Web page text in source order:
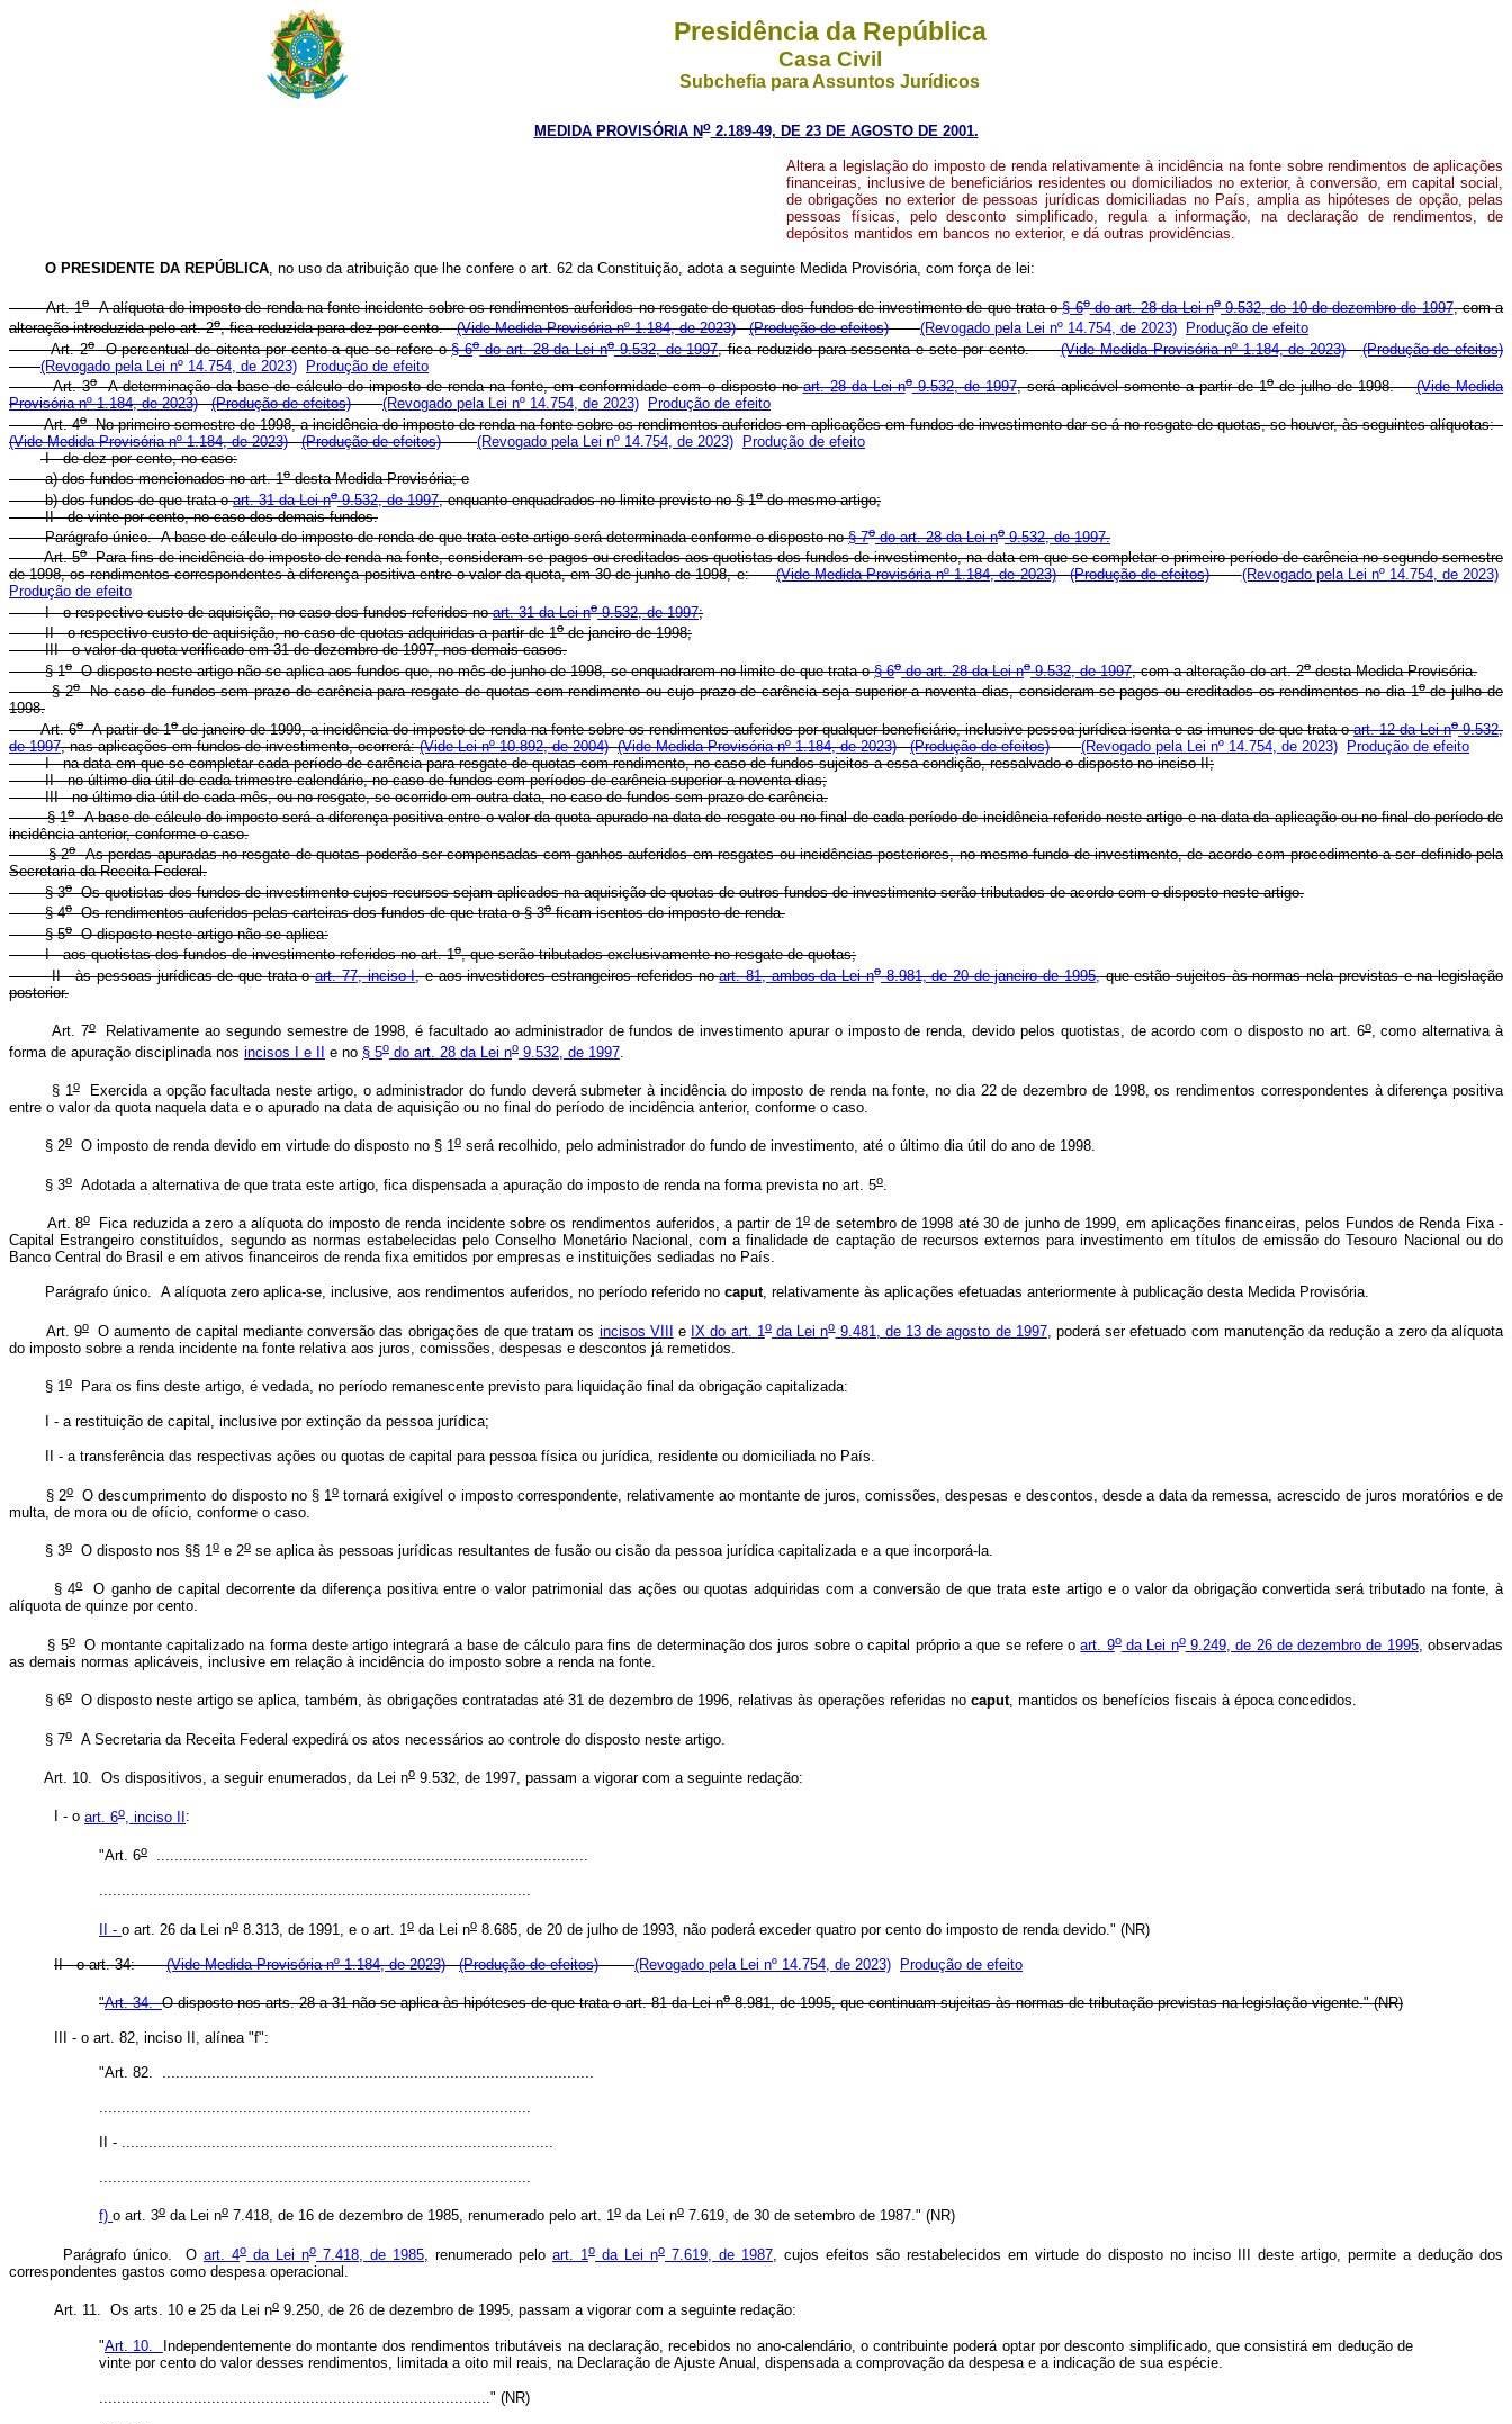
Presidência da República
Casa Civil
Subchefia para Assuntos Jurídicos
MEDIDA PROVISÓRIA No2.189-49, DE 23 DE AGOSTO DE 2001.
Altera a legislação do imposto de renda relativamente à incidência na fonte sobre rendimentos de aplicações
financeiras, inclusive de beneficiários residentes ou domiciliados no exterior, à conversão, em capital social,
de obrigações no exterior de pessoas jurídicas domiciliadas no País, amplia as hipóteses de opção, pelas
pessoas físicas, pelo desconto simplificado, regula a informação, na declaração de rendimentos, de
depósitos mantidos em bancos no exterior, e dá outras providências.
O PRESIDENTE DA REPÚBLICA, no uso da atribuição que lhe confere o art. 62 da Constituição, adota a seguinte Medida Provisória, com força de lei:
Art. 1oA alíquota do imposto de renda na fonte incidente sobre os rendimentos auferidos no resgate de quotas dos fundos de investimento de que trata o§ 6odo art. 28 da Lei no9.532, de 10 de dezembro de 1997, com a
alteração introduzida pelo art. 2o, fica reduzida para dez por cento.(Vide Medida Provisória nº 1.184, de 2023) (Produção de efeitos) (Revogado pela Lei nº 14.754, de 2023)
Produção de efeito
Art. 2oO percentual de oitenta por cento a que se refere o§ 6odo art. 28 da Lei no9.532, de 1997, fica reduzido para sessenta e sete por cento.(Vide Medida Provisória nº 1.184, de 2023)
(Produção de efeitos)
(Revogado pela Lei nº 14.754, de 2023)
Produção de efeito
Art. 3oA determinação da base de cálculo do imposto de renda na fonte, em conformidade com o disposto noart. 28 da Lei no9.532, de 1997, será aplicável somente a partir de 1ode julho de 1998. (Vide Medida
Provisória nº 1.184, de 2023)
(Produção de efeitos) (Revogado pela Lei nº 14.754, de 2023)
Produção de efeito
Art. 4oNo primeiro semestre de 1998, a incidência do imposto de renda na fonte sobre os rendimentos auferidos em aplicações em fundos de investimento dar-se-á no resgate de quotas, se houver, às seguintes alíquotas:
(Vide Medida Provisória nº 1.184, de 2023)
(Produção de efeitos) (Revogado pela Lei nº 14.754, de 2023) Produção de efeito
I - de dez por cento, no caso:
a) dos fundos mencionados no art. 1odesta Medida Provisória; e
b) dos fundos de que trata oart. 31 da Lei no9.532, de 1997, enquanto enquadrados no limite previsto no § 1odo mesmo artigo;
II - de vinte por cento, no caso dos demais fundos.
Parágrafo único. A base de cálculo do imposto de renda de que trata este artigo será determinada conforme o disposto no§ 7odo art. 28 da Lei no9.532, de 1997.
Art. 5oPara fins de incidência do imposto de renda na fonte, consideram-se pagos ou creditados aos quotistas dos fundos de investimento, na data em que se completar o primeiro período de carência no segundo semestre
de 1998, os rendimentos correspondentes à diferença positiva entre o valor da quota, em 30 de junho de 1998, e: (Vide Medida Provisória nº 1.184, de 2023) (Produção de efeitos)
(Revogado pela Lei nº 14.754, de 2023)
Produção de efeito
I - o respectivo custo de aquisição, no caso dos fundos referidos noart. 31 da Lei no9.532, de 1997;
II - o respectivo custo de aquisição, no caso de quotas adquiridas a partir de 1ode janeiro de 1998;
III - o valor da quota verificado em 31 de dezembro de 1997, nos demais casos.
§ 1oO disposto neste artigo não se aplica aos fundos que, no mês de junho de 1998, se enquadrarem no limite de que trata o§ 6odo art. 28 da Lei no9.532, de 1997, com a alteração do art. 2odesta Medida Provisória.
§ 2oNo caso de fundos sem prazo de carência para resgate de quotas com rendimento ou cujo prazo de carência seja superior a noventa dias, consideram-se pagos ou creditados os rendimentos no dia 1ode julho de
1998.
Art. 6oA partir de 1ode janeiro de 1999, a incidência do imposto de renda na fonte sobre os rendimentos auferidos por qualquer beneficiário, inclusive pessoa jurídica isenta e as imunes de que trata oart. 12 da Lei no9.532,
de 1997, nas aplicações em fundos de investimento, ocorrerá:(Vide Lei nº 10.892, de 2004) (Vide Medida Provisória nº 1.184, de 2023) (Produção de efeitos) (Revogado pela Lei nº 14.754, de 2023) Produção de efeito
I - na data em que se completar cada período de carência para resgate de quotas com rendimento, no caso de fundos sujeitos a essa condição, ressalvado o disposto no inciso II;
II - no último dia útil de cada trimestre-calendário, no caso de fundos com períodos de carência superior a noventa dias;
III - no último dia útil de cada mês, ou no resgate, se ocorrido em outra data, no caso de fundos sem prazo de carência.
§ 1oA base de cálculo do imposto será a diferença positiva entre o valor da quota apurado na data de resgate ou no final de cada período de incidência referido neste artigo e na data da aplicação ou no final do período de
incidência anterior, conforme o caso.
§ 2oAs perdas apuradas no resgate de quotas poderão ser compensadas com ganhos auferidos em resgates ou incidências posteriores, no mesmo fundo de investimento, de acordo com procedimento a ser definido pela
Secretaria da Receita Federal.
§ 3oOs quotistas dos fundos de investimento cujos recursos sejam aplicados na aquisição de quotas de outros fundos de investimento serão tributados de acordo com o disposto neste artigo.
§ 4oOs rendimentos auferidos pelas carteiras dos fundos de que trata o § 3oficam isentos do imposto de renda.
§ 5oO disposto neste artigo não se aplica:
I - aos quotistas dos fundos de investimento referidos no art. 1o, que serão tributados exclusivamente no resgate de quotas;
II - às pessoas jurídicas de que trata oart. 77, inciso I, e aos investidores estrangeiros referidos noart. 81, ambos da Lei no8.981, de 20 de janeiro de 1995,que estão sujeitos às normas nela previstas e na legislação
posterior.
Art. 7oRelativamente ao segundo semestre de 1998, é facultado ao administrador de fundos de investimento apurar o imposto de renda, devido pelos quotistas, de acordo com o disposto no art. 6o, como alternativa à
forma de apuração disciplinada nos incisos I e II e no § 5o do art. 28 da Lei no 9.532, de 1997
§ 1oExercida a opção facultada neste artigo, o administrador do fundo deverá submeter à incidência do imposto de renda na fonte, no dia 22 de dezembro de 1998, os rendimentos correspondentes à diferença positiva
entre o valor da quota naquela data e o apurado na data de aquisição ou no final do período de incidência anterior, conforme o caso.
§ 2o O imposto de renda devido em virtude do disposto no § 1o será recolhido, pelo administrador do fundo de investimento, até o último dia útil do ano de 1998.
§ 3o Adotada a alternativa de que trata este artigo, fica dispensada a apuração do imposto de renda na forma prevista no art. 5o
Art. 8oFica reduzida a zero a alíquota do imposto de renda incidente sobre os rendimentos auferidos, a partir de 1o de setembro de 1998 até 30 de junho de 1999, em aplicações financeiras, pelos Fundos de Renda Fixa -
Capital Estrangeiro constituídos, segundo as normas estabelecidas pelo Conselho Monetário Nacional, com a finalidade de captação de recursos externos para investimento em títulos de emissão do Tesouro Nacional ou do
Banco Central do Brasil e em ativos financeiros de renda fixa emitidos por empresas e instituições sediadas no País.
Parágrafo único. A alíquota zero aplica-se, inclusive, aos rendimentos auferidos, no período referido no caput, relativamente às aplicações efetuadas anteriormente à publicação desta Medida Provisória.
Art. 9oO aumento de capital mediante conversão das obrigações de que tratam os incisos VIII e IX do art. 1oda Lei no9.481, de 13 de agosto de 1997, poderá ser efetuado com manutenção da redução a zero da alíquota
do imposto sobre a renda incidente na fonte relativa aos juros, comissões, despesas e descontos já remetidos.
§ 1o Para os fins deste artigo, é vedada, no período remanescente previsto para liquidação final da obrigação capitalizada:
I - a restituição de capital, inclusive por extinção da pessoa jurídica;
II - a transferência das respectivas ações ou quotas de capital para pessoa física ou jurídica, residente ou domiciliada no País.
§ 2o O descumprimento do disposto no § 1o tornará exigível o imposto correspondente, relativamente ao montante de juros, comissões, despesas e descontos, desde a data da remessa, acrescido de juros moratórios e de
multa, de mora ou de ofício, conforme o caso.
§ 3o O disposto nos §§ 1o e 2o se aplica às pessoas jurídicas resultantes de fusão ou cisão da pessoa jurídica capitalizada e a que incorporá-la.
§ 4oO ganho de capital decorrente da diferença positiva entre o valor patrimonial das ações ou quotas adquiridas com a conversão de que trata este artigo e o valor da obrigação convertida será tributado na fonte, à
alíquota de quinze por cento.
§ 5oO montante capitalizado na forma deste artigo integrará a base de cálculo para fins de determinação dos juros sobre o capital próprio a que se refere oart. 9oda Lei no9.249, de 26 de dezembro de 1995, observadas
as demais normas aplicáveis, inclusive em relação à incidência do imposto sobre a renda na fonte.
§ 6o O disposto neste artigo se aplica, também, às obrigações contratadas até 31 de dezembro de 1996, relativas às operações referidas no caput, mantidos os benefícios fiscais à época concedidos.
§ 7o A Secretaria da Receita Federal expedirá os atos necessários ao controle do disposto neste artigo.
Art. 10. Os dispositivos, a seguir enumerados, da Lei no 9.532, de 1997, passam a vigorar com a seguinte redação:
I - o art. 6o , inciso II:
"Art. 6o ................................................................................................
................................................................................................
II - o art. 26 da Lei no 8.313, de 1991, e o art. 1o da Lei no 8.685, de 20 de julho de 1993, não poderá exceder quatro por cento do imposto de renda devido." (NR)
II - o art. 34: (Vide Medida Provisória nº 1.184, de 2023) (Produção de efeitos) (Revogado pela Lei nº 14.754, de 2023) Produção de efeito
"Art. 34.O disposto nos arts. 28 a 31 não se aplica às hipóteses de que trata o art. 81 da Lei no8.981, de 1995, que continuam sujeitas às normas de tributação previstas na legislação vigente." (NR)
III - o art. 82, inciso II, alínea "f":
"Art. 82. ................................................................................................
II - ................................................................................................
f) o art. 3o da Lei no 7.418, de 16 de dezembro de 1985, renumerado pelo art. 1o da Lei no 7.619, de 30 de setembro de 1987." (NR)
Parágrafo único. O art. 4o da Lei no 7.418, de 1985 , renumerado pelo art. 1 o da Lei no 7.619, de 1987 , cujos efeitos são restabelecidos em virtude do disposto no inciso III deste artigo, permite a dedução dos
correspondentes gastos como despesa operacional.
Art. 11. Os arts. 10 e 25 da Lei no 9.250, de 26 de dezembro de 1995, passam a vigorar com a seguinte redação:
"Art. 10.
Independentemente do montante dos rendimentos tributáveis na declaração, recebidos no ano-calendário, o contribuinte poderá optar por desconto simplificado, que consistirá em dedução de
vinte por cento do valor desses rendimentos, limitada a oito mil reais, na Declaração de Ajuste Anual, dispensada a comprovação da despesa e a indicação de sua espécie.
......................................................................................." (NR)